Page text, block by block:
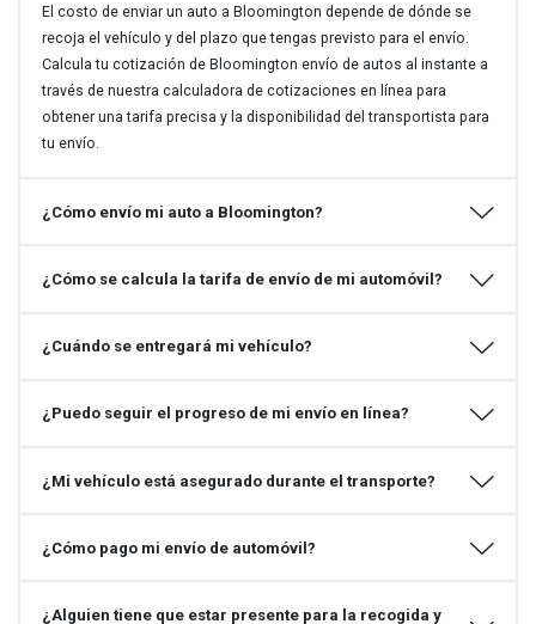
El costo de enviar un auto a Bloomington depende de dónde se
recoja el vehículo y del plazo que tengas previsto para el envío.
Calcula tu cotización de Bloomington envío de autos al instante a
través de nuestra calculadora de cotizaciones en línea para
obtener una tarifa precisa y la disponibilidad del transportista para
tu envío.
¿Cómo envío mi auto a Bloomington?
¿Cómo se calcula la tarifa de envío de mi automóvil?
¿Cuándo se entregará mi vehículo?
¿Puedo seguir el progreso de mi envío en línea?
¿Mi vehículo está asegurado durante el transporte?
¿Cómo pago mi envío de automóvil?
¿Alguien tiene que estar presente para la recogida y